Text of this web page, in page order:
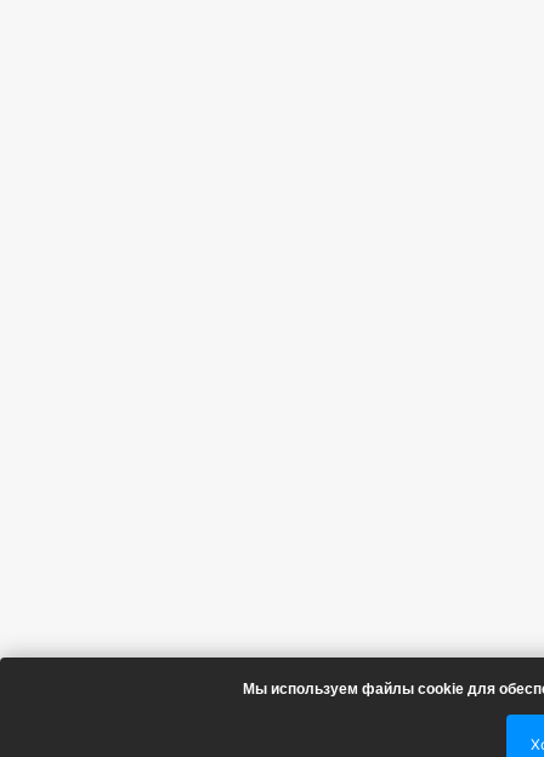
Мы используем файлы cookie для